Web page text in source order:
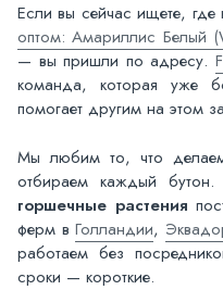
Если вы сейчас ищете, где
оптом: Амариллис Белый
— вы пришли по адресу.
команда, которая уже
помогает другим на этом
Мы любим то, что
отбираем каждый бутон.
горшечные растения
ферм в Голландии,
работаем без
сроки — короткие.